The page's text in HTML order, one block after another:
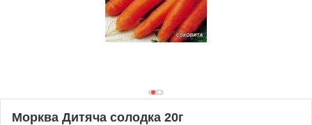
Морква Дитяча солодка 20г